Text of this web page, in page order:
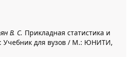
В. С. Прикладная статистика и
Учебник для вузов / М.: ЮНИТИ,